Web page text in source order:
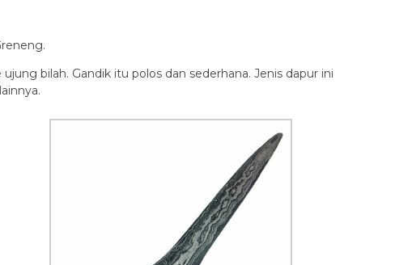
bilah. Gandik itu polos dan sederhana. Jenis dapur ini